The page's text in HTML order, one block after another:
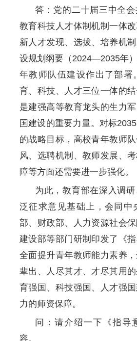
答：党的二十届三中全
教育科技人才体制机制一体
新人才发现、选拔、培养机
设规划纲要（2024—2035年
年教师队伍建设作出了部署
育、科技、人才三位一体的
是建强高等教育龙头的生力
国建设的重要力量。对标
的战略目标，高校青年教师
风、选聘机制、教师发展、
障等方面还需要进一步强化。
为此，教育部在深入调
泛征求意见基础上，会同中
部、财政部、人力资源社会
建设部等部门研制印发了《
全面提升青年教师能力素养
辈出、人尽其才、才尽其用
育强国、科技强国、人才强
力的师资保障。
问：请介绍一下《指导
容。